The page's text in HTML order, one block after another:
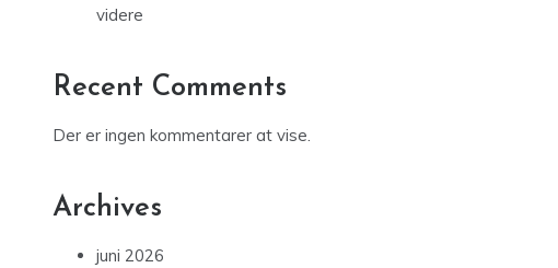
videre
Recent Comments
Der er ingen kommentarer at vise.
Archives
juni 2026